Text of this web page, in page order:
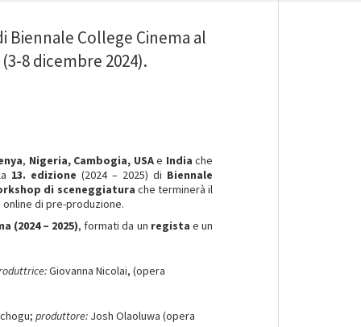
Biennale College Cinema al
8 dicembre 2024).
, Nigeria, Cambogia, USAe Indiache
13. edizione (2024 – 2025) di Biennale
di sceneggiatura che terminerà il
online di pre-produzione.
(2024 – 2025), formati da un regista e un
Giovanna Nicolai, (opera
produttore: Josh Olaoluwa (opera